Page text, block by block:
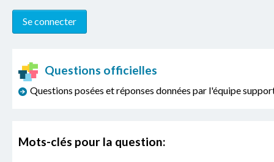
Questions officielles
Questions posées et réponses données par l'équipe
Mots-clés pour la question: